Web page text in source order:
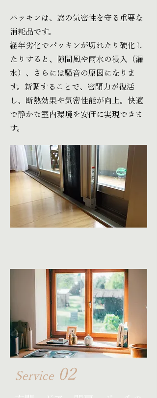
パッキンは、窓の気密性を守る重要な
消耗品です。
経年劣化でパッキンが切れたり硬化し
たりすると、隙間風や雨水の浸入（漏
水）、さらには騒音の原因になりま
す。新調することで、密閉力が復活
し、断熱効果や気密性能が向上。快適
で静かな室内環境を安価に実現できま
す。
Service02